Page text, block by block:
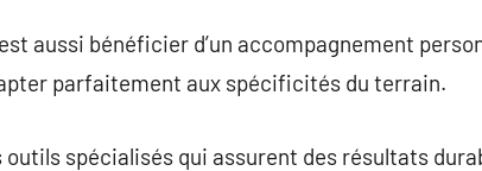
aussi bénéficier d’un accompagnement
parfaitement aux spécificités du terrain.
spécialisés qui assurent des résultats